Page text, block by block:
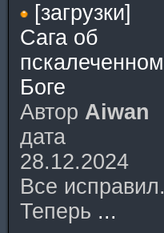
[загрузки]
Сага об
пскалеченном
Боге
Автор Aiwan
дата
28.12.2024
Все исправил.
Теперь ...